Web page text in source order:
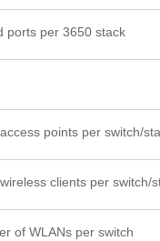
ports per 3650 stack
points per switch/
clients per switch/
of WLANs per switch